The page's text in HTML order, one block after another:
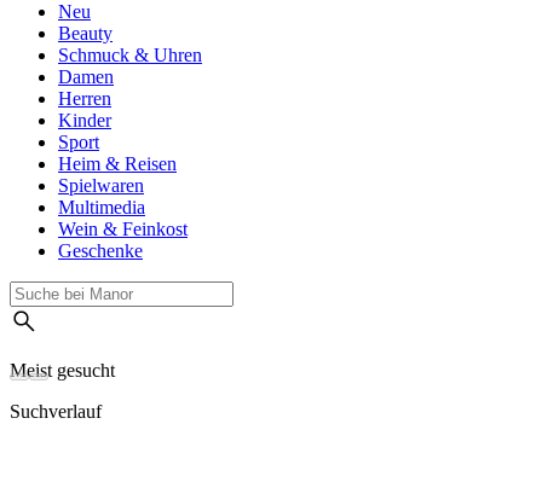
Neu
Beauty
Schmuck & Uhren
Damen
Herren
Kinder
Sport
Heim & Reisen
Spielwaren
Multimedia
Wein & Feinkost
Geschenke
Meist gesucht
Suchverlauf